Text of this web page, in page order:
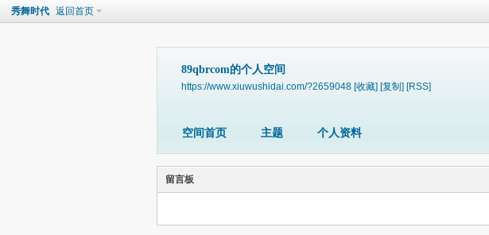
秀舞时代 返回首页
89qbrcom的个人空间
https://www.xiuwushidai.com/?2659048 [收藏] [复制] [RSS]
空间首页 主题 个人资料
留言板